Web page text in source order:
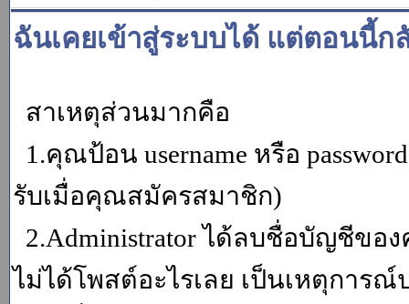
ฉันเคยเข้าสู่ระบบได้ แต่ตอนนี้ก
สาเหตุส่วนมากคือ
1.คุณป้อน username หรือ
รับเมื่อคุณสมัครสมาชิก)
2.Administrator ได้ลบชื่อบัญชีขอ
ไม่ได้โพสต์อะไรเลย เป็นเหตุการ